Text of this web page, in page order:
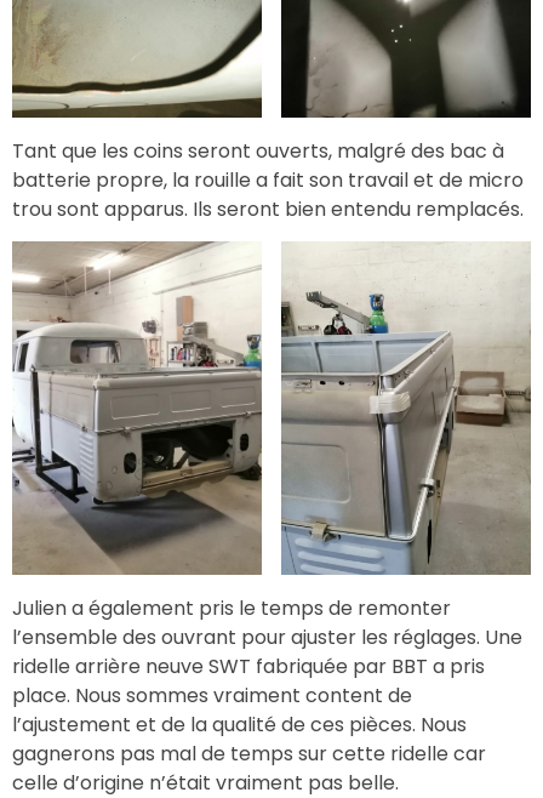
Tant que les coins seront ouverts, malgré des bac à
batterie propre, la rouille a fait son travail et de micro
trou sont apparus. Ils seront bien entendu remplacés.
Julien a également pris le temps de remonter
l’ensemble des ouvrant pour ajuster les réglages. Une
ridelle arrière neuve SWT fabriquée par BBT a pris
place. Nous sommes vraiment content de
l’ajustement et de la qualité de ces pièces. Nous
gagnerons pas mal de temps sur cette ridelle car
celle d’origine n’était vraiment pas belle.